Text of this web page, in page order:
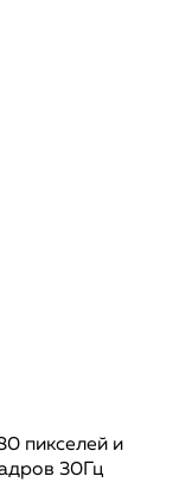
пикселей и
30Гц